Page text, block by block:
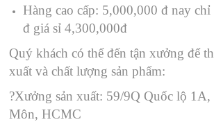
Hàng cao cấp: 5,000,000 đ nay
đ giá sỉ 4,300,000đ
Quý khách có thể đến tận xưởng để
xuất và chất lượng sản phẩm:
?Xưởng sản xuất: 59/9Q Quốc lộ
Môn, HCMC